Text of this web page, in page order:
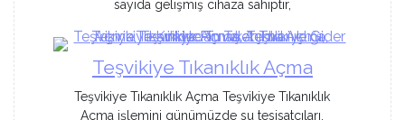
sayıda gelişmiş cihaza sahiptir,
Teşvikiye Tıkanıklık Açma
Teşvikiye Tıkanıklık Açma Teşvikiye Tıkanıklık
Açma işlemini günümüzde su tesisatçıları,